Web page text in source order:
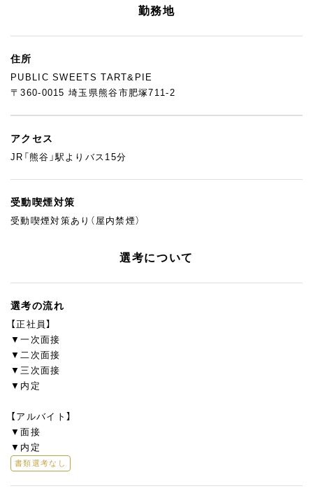
勤務地
住所
PUBLIC SWEETS TART&PIE
〒360-0015 埼玉県熊谷市肥塚711-2
アクセス
JR「熊谷」駅よりバス15分
受動喫煙対策
受動喫煙対策あり（屋内禁煙）
選考について
選考の流れ
【正社員】
▼一次面接
▼二次面接
▼三次面接
▼内定
【アルバイト】
▼面接
▼内定
書類選考なし